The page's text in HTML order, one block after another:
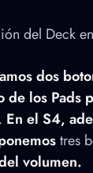
del Deck
dos
de los Pads
. En el S4,
tres
volumen.